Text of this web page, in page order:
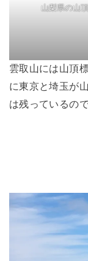
山梨県の山
雲取山には山頂
に東京と埼玉が
は残っているの